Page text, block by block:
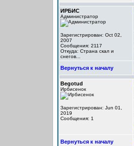
ИРБИС
Администратор
Зарегистрирован: Oct 02,
2007
Сообщения: 2117
Откуда: Cтрана скал и
снегов...
Вернуться к началу
Begotud
Ирбисенок
Зарегистрирован: Jun 01,
2019
Сообщения: 1
Вернуться к началу